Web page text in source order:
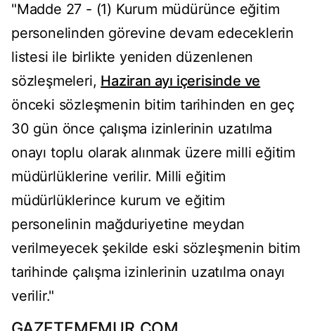
"Madde 27 - (1) Kurum müdürünce eğitim
personelinden görevine devam edeceklerin
listesi ile birlikte yeniden düzenlenen
sözleşmeleri, Haziran ayı içerisinde ve
önceki sözleşmenin bitim tarihinden en geç
30 gün önce çalışma izinlerinin uzatılma
onayı toplu olarak alınmak üzere milli eğitim
müdürlüklerine verilir. Milli eğitim
müdürlüklerince kurum ve eğitim
personelinin mağduriyetine meydan
verilmeyecek şekilde eski sözleşmenin bitim
tarihinde çalışma izinlerinin uzatılma onayı
verilir."